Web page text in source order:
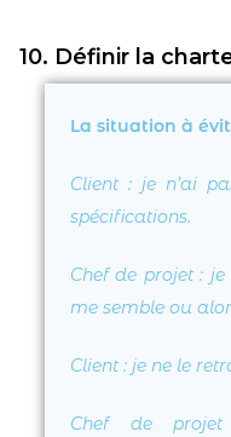
10. Définir la
La situation à
Client : je n’ai
spécifications.
Chef de projet :
me semble ou
Client : je ne le
Chef de projet